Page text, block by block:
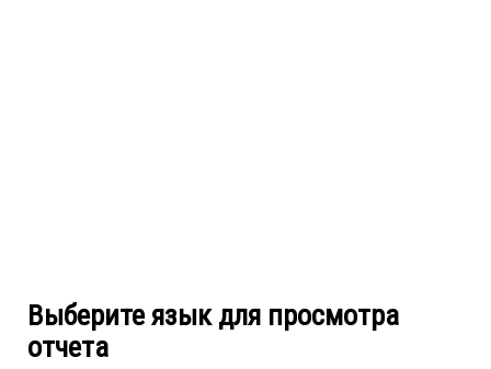
Выберите язык для просмотра
отчета